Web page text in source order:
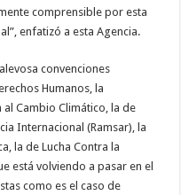
comprensible por esta
enfatizó a esta Agencia.
convenciones
Humanos, la
Cambio Climático, la de
Internacional (Ramsar), la
la de Lucha Contra la
está volviendo a pasar en el
como es el caso de